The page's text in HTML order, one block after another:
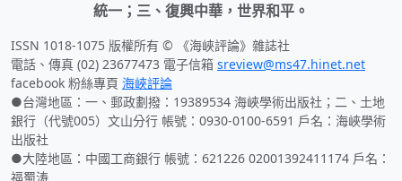
統一；三、復興中華，世界和平。
ISSN 1018-1075 版權所有 © 《海峽評論》雜誌社
電話、傳真 (02) 23677473 電子信箱 sreview@ms47.hinet.net
facebook 粉絲專頁 海峽評論
●台灣地區：一、郵政劃撥：19389534 海峽學術出版社；二、土地
銀行（代號005）文山分行 帳號：0930-0100-6591 戶名：海峽學術
出版社
●大陸地區：中國工商銀行 帳號：621226 02001392411174 戶名：
福蜀涛